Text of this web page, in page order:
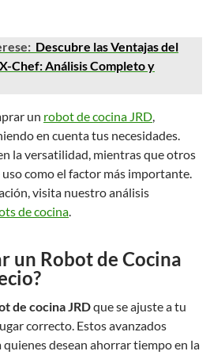
Descubre las Ventajas del
Chef: Análisis Completo y
un robot de cocina JRD,
en cuenta tus necesidades.
la versatilidad, mientras que otros
como el factor más importante.
visita nuestro análisis
de cocina.
un Robot de Cocina
de cocina JRDque se ajuste a tu
correcto. Estos avanzados
desean ahorrar tiempo en la